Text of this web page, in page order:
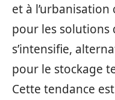
et à
pour les solutions
s’intensifie,
pour le stockage
Cette tendance